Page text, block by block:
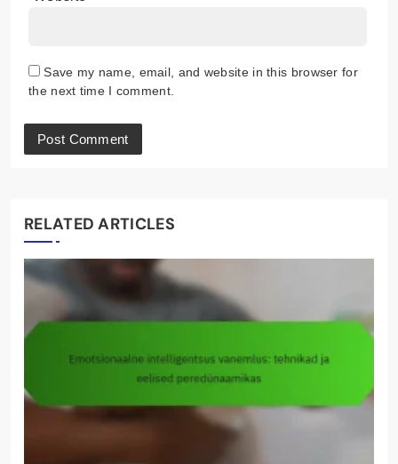
Save my name, email, and website in this browser for
the next time I comment.
RELATED ARTICLES